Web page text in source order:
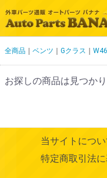
全商品 ベンツ Gクラス
お探しの商品は見つか
当サイトについ
特定商取引法